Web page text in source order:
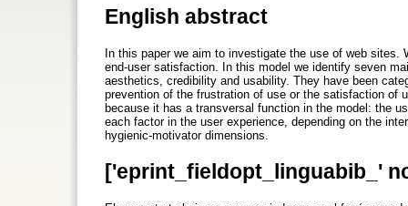
English abstract
In this paper we aim to investigate the use of web
end-user satisfaction. In this model we identify seven
aesthetics, credibility and usability. They have been
prevention of the frustration of use or the satisfaction of
because it has a transversal function in the model: the
each factor in the user experience, depending on the
hygienic-motivator dimensions.
['eprint_fieldopt_linguabib_'